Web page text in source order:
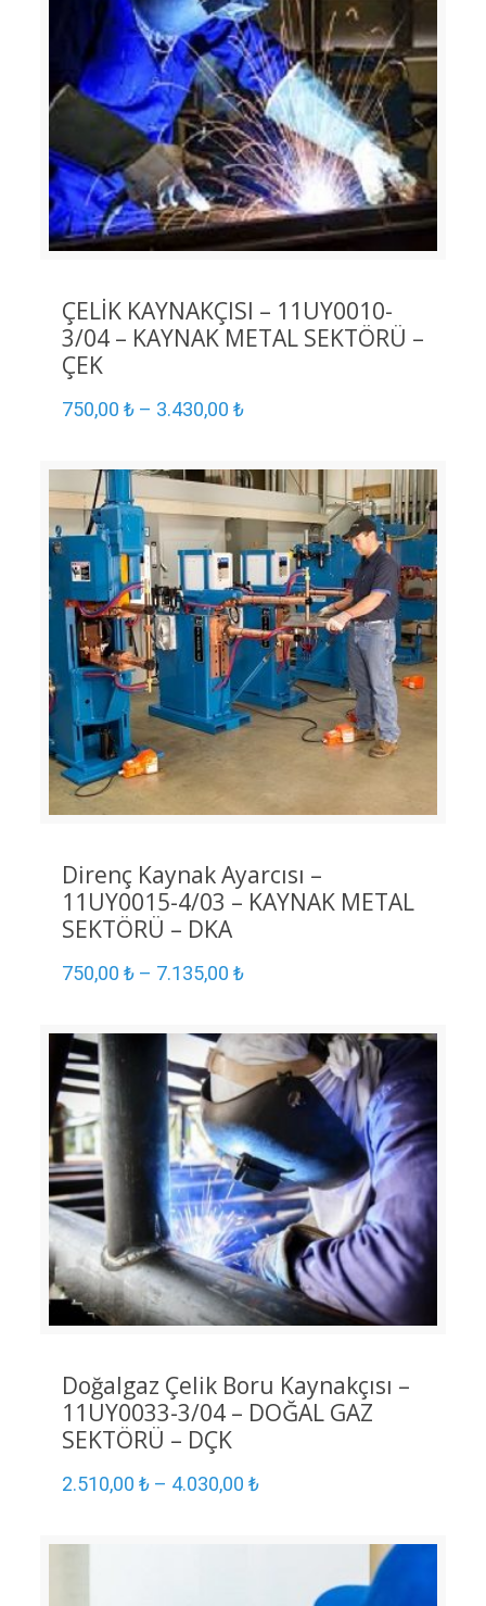
ÇELİK KAYNAKÇISI – 11UY0010-
3/04 – KAYNAK METAL SEKTÖRÜ –
ÇEK
750,00 ₺– 3.430,00 ₺
Direnç Kaynak Ayarcısı –
11UY0015-4/03 – KAYNAK METAL
SEKTÖRÜ – DKA
750,00 ₺– 7.135,00 ₺
Doğalgaz Çelik Boru Kaynakçısı –
11UY0033-3/04 – DOĞAL GAZ
SEKTÖRÜ – DÇK
2.510,00 ₺– 4.030,00 ₺